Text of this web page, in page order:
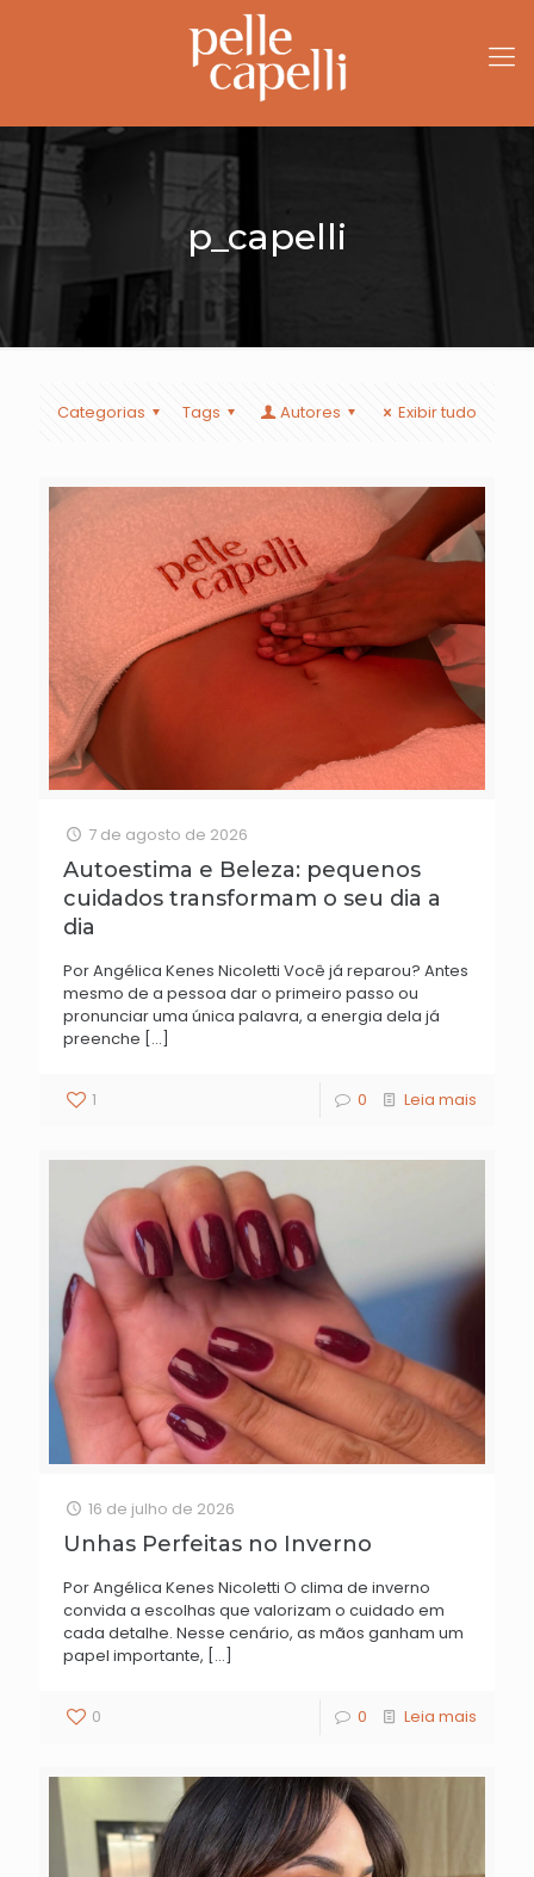
p_capelli
Categorias Tags Autores Exibir tudo
7 de agosto de 2026
Autoestima e Beleza: pequenos
cuidados transformam o seu dia a
dia
Por Angélica Kenes Nicoletti ​Você já reparou? Antes
mesmo de a pessoa dar o primeiro passo ou
pronunciar uma única palavra, a energia dela já
preenche […]
1 0 Leia mais
16 de julho de 2026
Unhas Perfeitas no Inverno
Por Angélica Kenes Nicoletti O clima de inverno
convida a escolhas que valorizam o cuidado em
cada detalhe. Nesse cenário, as mãos ganham um
papel importante, […]
0 0 Leia mais